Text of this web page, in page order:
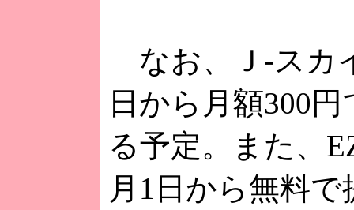
なお、Ｊ-スカ
日から月額300
る予定。また、
月1日から無料